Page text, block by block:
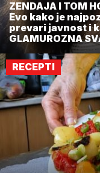
ZENDAJA I TOM
Evo kako je
prevari javnost i
GLAMUROZNA
RECEPTI